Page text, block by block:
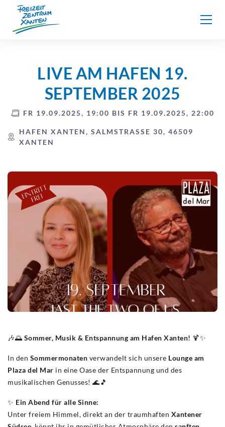
Über uns
LIVE AM HAFEN 19.
SEPTEMBER 2025
FR 19.09.2025, 19:00 BIS FR 19.09.2025, 22:00
HAFEN XANTEN, SALMSTRASSE 30, 46509 X
ANTEN
🎶🌅 Sommer, Musik & Entspannung am Hafen Xanten! 🍹✨
In den Sommermonaten verwandelt sich unsere Lounge am
Plaza del Mar in eine Oase der Entspannung und des
musikalischen Genusses! 🌊🎵
✨ Ein Abend für alle Sinne:
Unter freiem Himmel, direkt an der traumhaften Xantener